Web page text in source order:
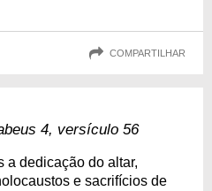
COMPARTILHAR
4, versículo 56
a dedicação do altar,
e sacrifícios de